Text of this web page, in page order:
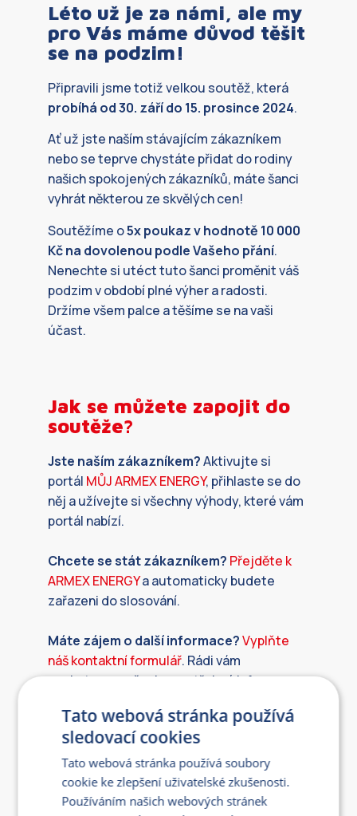
Léto už je za námi, ale my
pro Vás máme důvod těšit
se na podzim!
Připravili jsme totiž velkou soutěž, která
probíhá od 30. září do 15. prosince 2024.
Ať už jste naším stávajícím zákazníkem
nebo se teprve chystáte přidat do rodiny
našich spokojených zákazníků, máte šanci
vyhrát některou ze skvělých cen!
Soutěžíme o5x poukaz v hodnotě 10 000
Kč na dovolenou podle Vašeho přání.
Nenechte si utéct tuto šanci proměnit váš
podzim v období plné výher a radosti.
Držíme všem palce a těšíme se na vaši
účast.
Jak se můžete zapojit do
soutěže?
Jste naším zákazníkem?Aktivujte si
portál MŮJ ARMEX ENERGY, přihlaste se do
něj a užívejte si všechny výhody, které vám
portál nabízí.
Chcete se stát zákazníkem? Přejděte k
ARMEX ENERGYa automaticky budete
zařazeni do slosování.
Máte zájem o další informace?Vyplňte
náš kontaktní formulář. Rádi vám
poskytneme všechny potřebné informace a
Detailní pravidla soutěže naleznete
Tato webová stránka používá
sledovací cookies
Tato webová stránka používá soubory
cookie ke zlepšení uživatelské zkušenosti.
Používáním našich webových stránek